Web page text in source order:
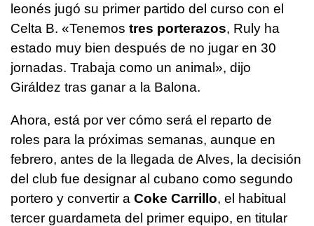
leonés jugó su primer partido del curso con el
Celta B. «Tenemos tres porterazos, Ruly ha
estado muy bien después de no jugar en 30
jornadas. Trabaja como un animal», dijo
Giráldez tras ganar a la Balona.
Ahora, está por ver cómo será el reparto de
roles para la próximas semanas, aunque en
febrero, antes de la llegada de Alves, la decisión
del club fue designar al cubano como segundo
portero y convertir a Coke Carrillo, el habitual
tercer guardameta del primer equipo, en titular